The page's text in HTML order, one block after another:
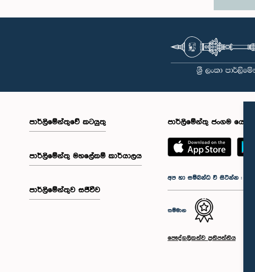
පාර්ලිමේන්තුවේ කටයුතු
පාර්ලිමේන්තු මහලේකම් කාර්යාලය
පාර්ලිමේන්තුව සජීවීව
පාර්ලිමේන්තු ජංගම යෙදුම
අප හා සම්බන්ධ වී සිටින්න :
සම්මාන
පෞද්ගලිකත්ව ප්‍රතිපත්තිය